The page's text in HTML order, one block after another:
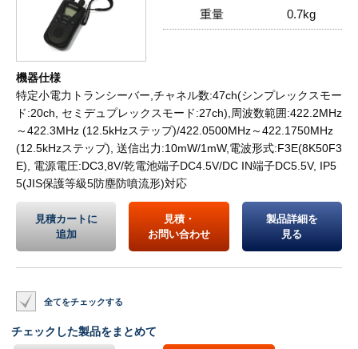
重量 0.7kg
機器仕様
特定小電力トランシーバー,チャネル数:47ch(シンプレックスモー
ド:20ch, セミデュプレックスモード:27ch),周波数範囲:422.2MHz
～422.3MHz (12.5kHzステップ)/422.0500MHz～422.1750MHz
(12.5kHzステップ), 送信出力:10mW/1mW,電波形式:F3E(8K50F3
E), 電源電圧:DC3,8V/乾電池端子DC4.5V/DC IN端子DC5.5V, IP5
5(JIS保護等級5防塵防噴流形)対応
見積カートに
追加
見積・
お問い合わせ
製品詳細を
見る
全てをチェックする
チェックした製品をまとめて